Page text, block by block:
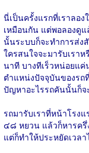
นี่เป็นครั้งแรกที่เราลอ
เหมือนกัน แต่พอลองดูแ
นั้นระบบก็จะทำการส่ง
ใครสนใจจะมารับเรา
นาที บางทีเร็วหน่อยแค่
ตำแหน่งปัจจุบันของรถ
ปัญหาอะไรรถคันนั้นก็จ
รถมารับเราที่หน้าโรงแ
๔๘ หยวน แล้วก็หารครึ่
แต่ก็ทำให้ประหยัดเวล